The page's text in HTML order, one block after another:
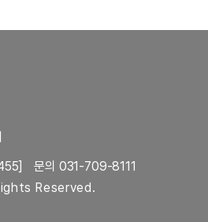
문의 031-709-8111
Reserved.